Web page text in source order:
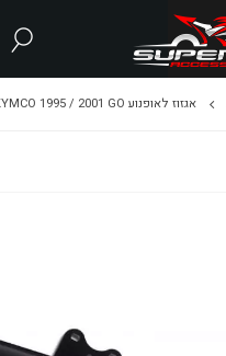
אגזוז לאופנוע KB KYMCO 1995 / 2001 GO